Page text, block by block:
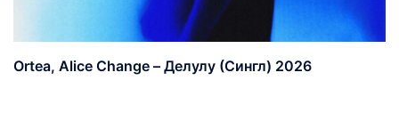
Ortea, Alice Change – Делулу (Сингл) 2026